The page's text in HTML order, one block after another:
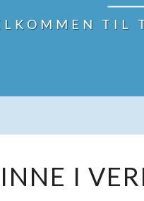
TIL
KVINNE
I